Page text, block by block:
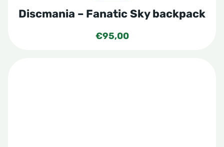
Discmania – Fanatic Sky backpack
€95,00